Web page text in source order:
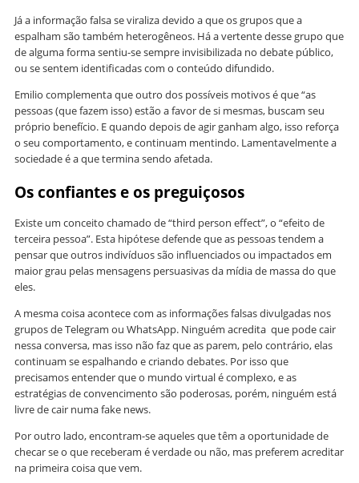
Já a informação falsa se viraliza devido a que os grupos que a
espalham são também heterogêneos. Há a vertente desse grupo que
de alguma forma sentiu-se sempre invisibilizada no debate público,
ou se sentem identificadas com o conteúdo difundido.
Emilio complementa que outro dos possíveis motivos é que “as
pessoas (que fazem isso) estão a favor de si mesmas, buscam seu
próprio benefício. E quando depois de agir ganham algo, isso reforça
o seu comportamento, e continuam mentindo. Lamentavelmente a
sociedade é a que termina sendo afetada.
Os confiantes e os preguiçosos
Existe um conceito chamado de “third person effect”, o “efeito de
terceira pessoa”. Esta hipótese defende que as pessoas tendem a
pensar que outros indivíduos são influenciados ou impactados em
maior grau pelas mensagens persuasivas da mídia de massa do que
eles.
A mesma coisa acontece com as informações falsas divulgadas nos
grupos de Telegram ou WhatsApp. Ninguém acredita que pode cair
nessa conversa, mas isso não faz que as parem, pelo contrário, elas
continuam se espalhando e criando debates. Por isso que
precisamos entender que o mundo virtual é complexo, e as
estratégias de convencimento são poderosas, porém, ninguém está
livre de cair numa fake news.
Por outro lado, encontram-se aqueles que têm a oportunidade de
checar se o que receberam é verdade ou não, mas preferem acreditar
na primeira coisa que vem.